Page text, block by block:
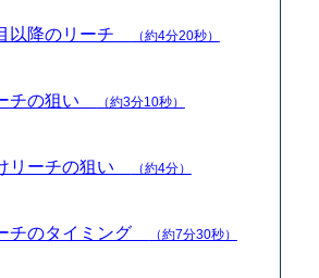
以降のリーチ （約4分20秒）
チの狙い （約3分10秒）
リーチの狙い （約4分）
チのタイミング （約7分30秒）